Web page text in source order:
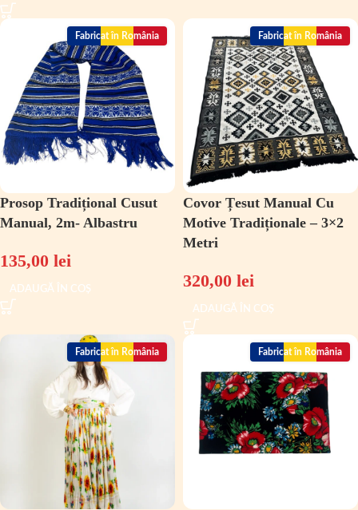
Fabricat în România
Prosop Tradițional Cusut
Manual, 2m- Albastru
135,00 lei
ADAUGĂ ÎN COȘ
Fabricat în România
Covor Țesut Manual Cu
Motive Tradiționale – 3×2
Metri
320,00 lei
ADAUGĂ ÎN COȘ
Fabricat în România Fabricat în România